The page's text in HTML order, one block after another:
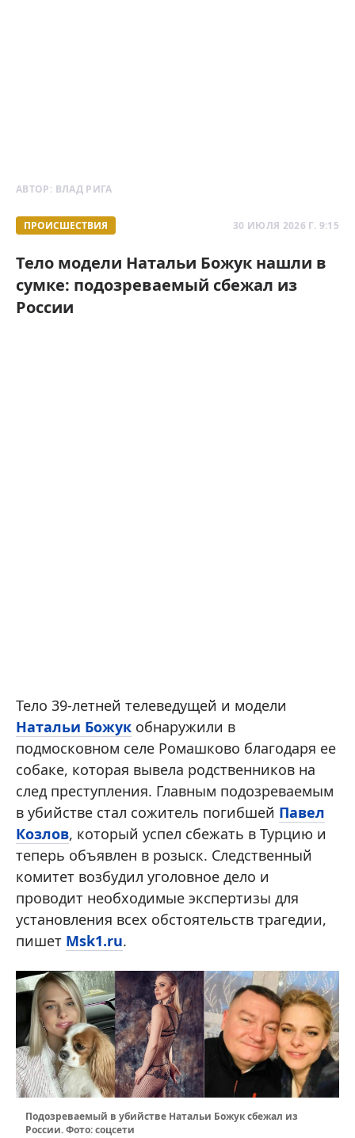
АВТОР: ВЛАД РИГА
ПРОИСШЕСТВИЯ 30 ИЮЛЯ 2026 Г. 9:15
Тело модели Натальи Божук нашли в
сумке: подозреваемый сбежал из
России
Тело 39-летней телеведущей и модели
Натальи Божук обнаружили в
подмосковном селе Ромашково благодаря ее
собаке, которая вывела родственников на
след преступления. Главным подозреваемым
в убийстве стал сожитель погибшей Павел
Козлов, который успел сбежать в Турцию и
теперь объявлен в розыск. Следственный
комитет возбудил уголовное дело и
проводит необходимые экспертизы для
установления всех обстоятельств трагедии,
пишет Msk1.ru.
Подозреваемый в убийстве Натальи Божук сбежал из
России. Фото: соцсети